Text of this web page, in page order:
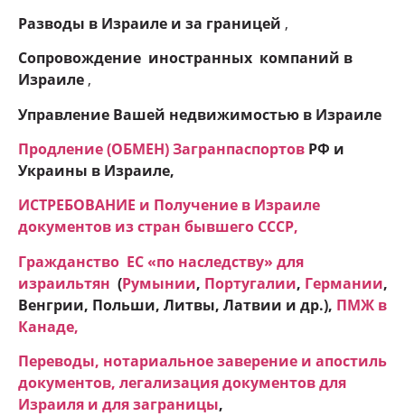
Разводы в Израиле и за границей ,
Сопровождение иностранных компаний в
Израиле ,
Управление Вашей недвижимостью в Израиле
Продление (ОБМЕН) Загранпаспортов РФ и
Украины в Израиле,
ИСТРЕБОВАНИЕ и Получение в Израиле
документов из стран бывшего СССР,
Гражданство ЕC «по наследству» для
израильтян (Румынии, Португалии, Германии,
Венгрии, Польши, Литвы, Латвии и др.), ПМЖ в
Канаде,
Переводы, нотариальное заверение и апостиль
документов, легализация документов для
Израиля и для заграницы,